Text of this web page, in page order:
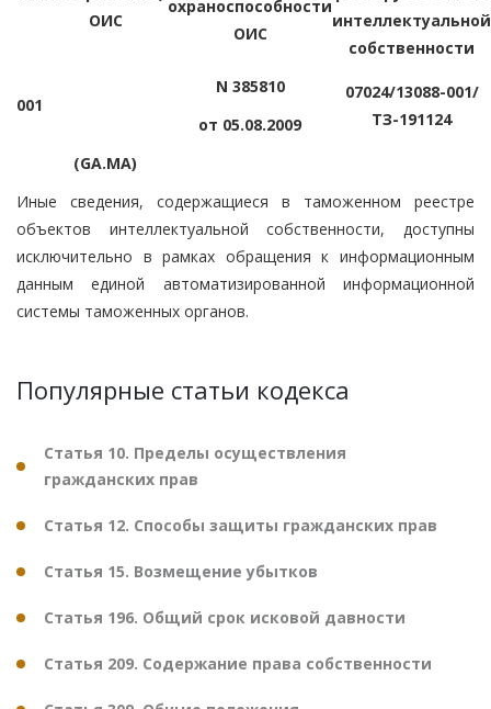
ОИС
охраноспособности
ОИС
интеллектуальной
собственности
001
N 385810
от 05.08.2009
07024/13088-001/
ТЗ-191124
(GA.MA)
Иные сведения, содержащиеся в таможенном реестре
объектов интеллектуальной собственности, доступны
исключительно в рамках обращения к информационным
данным единой автоматизированной информационной
системы таможенных органов.
Популярные статьи кодекса
Статья 10. Пределы осуществления
гражданских прав
Статья 12. Способы защиты гражданских прав
Статья 15. Возмещение убытков
Статья 196. Общий срок исковой давности
Статья 209. Содержание права собственности